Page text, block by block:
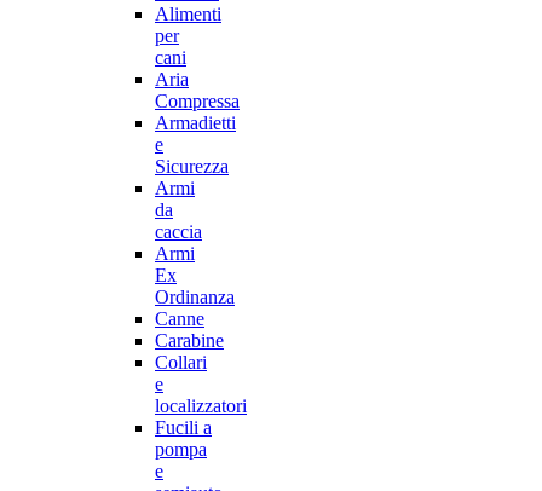
Alimenti
per
cani
Aria
Compressa
Armadietti
e
Sicurezza
Armi
da
caccia
Armi
Ex
Ordinanza
Canne
Carabine
Collari
e
localizzatori
Fucili a
pompa
e